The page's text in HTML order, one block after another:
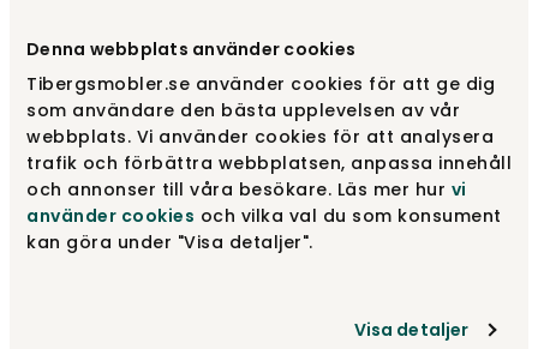
Denna webbplats använder cookies
Tibergsmobler.se använder cookies för att ge dig
som användare den bästa upplevelsen av vår
webbplats. Vi använder cookies för att analysera
trafik och förbättra webbplatsen, anpassa innehåll
och annonser till våra besökare. Läs mer hur vi
använder cookies och vilka val du som konsument
kan göra under "Visa detaljer".
Visa detaljer
Svart 6 390 kr
Vit